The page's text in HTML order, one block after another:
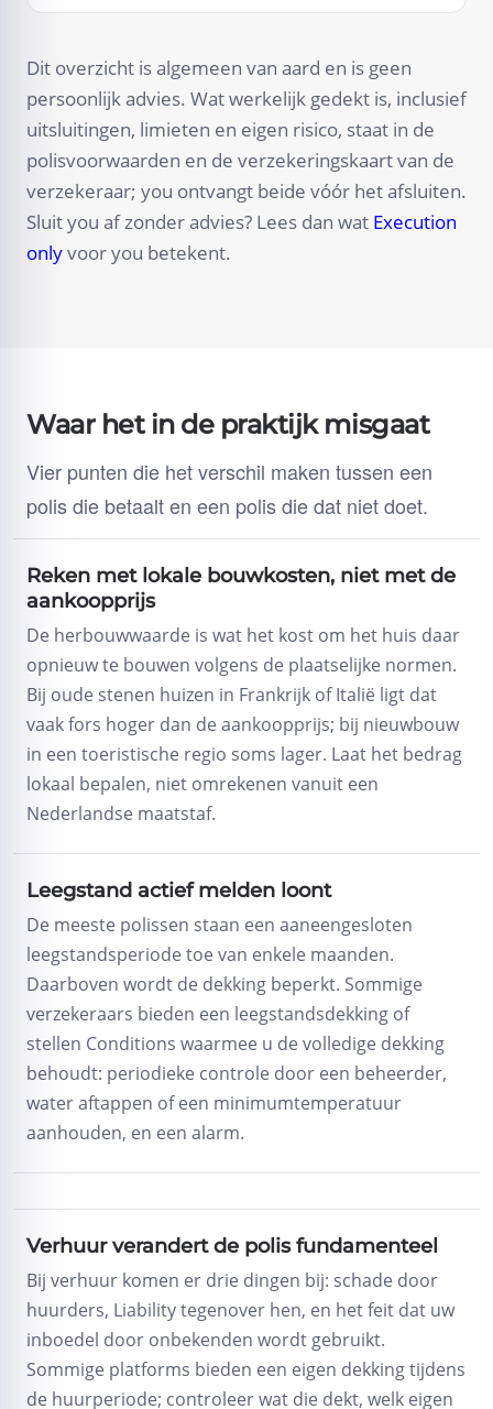
Dit overzicht is algemeen van aard en is geen
persoonlijk advies. Wat werkelijk gedekt is, inclusief
uitsluitingen, limieten en eigen risico, staat in de
polisvoorwaarden en de verzekeringskaart van de
verzekeraar; you ontvangt beide vóór het afsluiten.
Sluit you af zonder advies? Lees dan wat Execution
onlyvoor you betekent.
Waar het in de praktijk misgaat
Vier punten die het verschil maken tussen een
polis die betaalt en een polis die dat niet doet.
Reken met lokale bouwkosten, niet met de
aankoopprijs
De herbouwwaarde is wat het kost om het huis daar
opnieuw te bouwen volgens de plaatselijke normen.
Bij oude stenen huizen in Frankrijk of Italië ligt dat
vaak fors hoger dan de aankoopprijs; bij nieuwbouw
in een toeristische regio soms lager. Laat het bedrag
lokaal bepalen, niet omrekenen vanuit een
Nederlandse maatstaf.
Leegstand actief melden loont
De meeste polissen staan een aaneengesloten
leegstandsperiode toe van enkele maanden.
Daarboven wordt de dekking beperkt. Sommige
verzekeraars bieden een leegstandsdekking of
stellen Conditions waarmee u de volledige dekking
behoudt: periodieke controle door een beheerder,
water aftappen of een minimumtemperatuur
aanhouden, en een alarm.
Verhuur verandert de polis fundamenteel
Bij verhuur komen er drie dingen bij: schade door
huurders, Liability tegenover hen, en het feit dat uw
inboedel door onbekenden wordt gebruikt.
Sommige platforms bieden een eigen dekking tijdens
de huurperiode; controleer wat die dekt, welk eigen